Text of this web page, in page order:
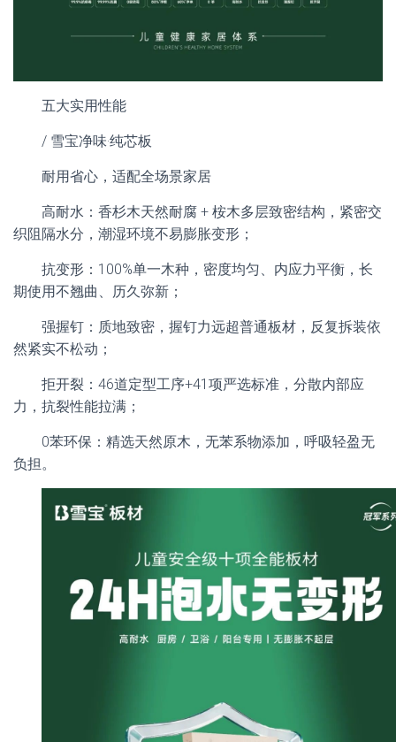
五大实用性能
/ 雪宝净味·纯芯板
耐用省心，适配全场景家居
高耐水：香杉木天然耐腐 + 桉木多层致密结构，紧密交
织阻隔水分，潮湿环境不易膨胀变形；
抗变形：100%单一木种，密度均匀、内应力平衡，长
期使用不翘曲、历久弥新；
强握钉：质地致密，握钉力远超普通板材，反复拆装依
然紧实不松动；
拒开裂：46道定型工序+41项严选标准，分散内部应
力，抗裂性能拉满；
0苯环保：精选天然原木，无苯系物添加，呼吸轻盈无
负担。